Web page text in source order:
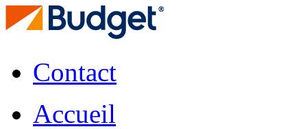
Contact
Accueil